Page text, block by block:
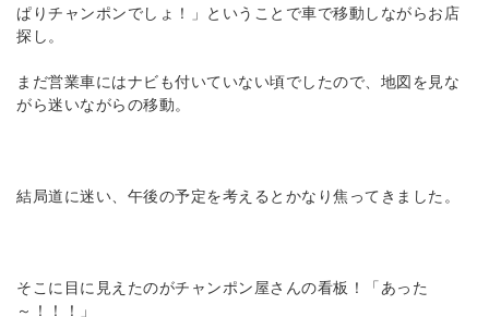
ぱりチャンポンでしょ！」ということで車で移動しながらお店
探し。
まだ営業車にはナビも付いていない頃でしたので、地図を見な
がら迷いながらの移動。
結局道に迷い、午後の予定を考えるとかなり焦ってきました。
そこに目に見えたのがチャンポン屋さんの看板！「あった
～！！！」